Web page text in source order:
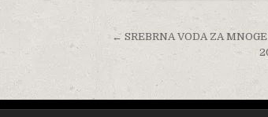
Post navigation
← SREBRNA VODA ZA